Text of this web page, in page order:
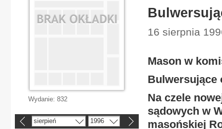
16 sierpnia
Mason w
Bulwersujące
Na czele
sądowych w
masońskiej
Wydanie: 832
sierpień 1996